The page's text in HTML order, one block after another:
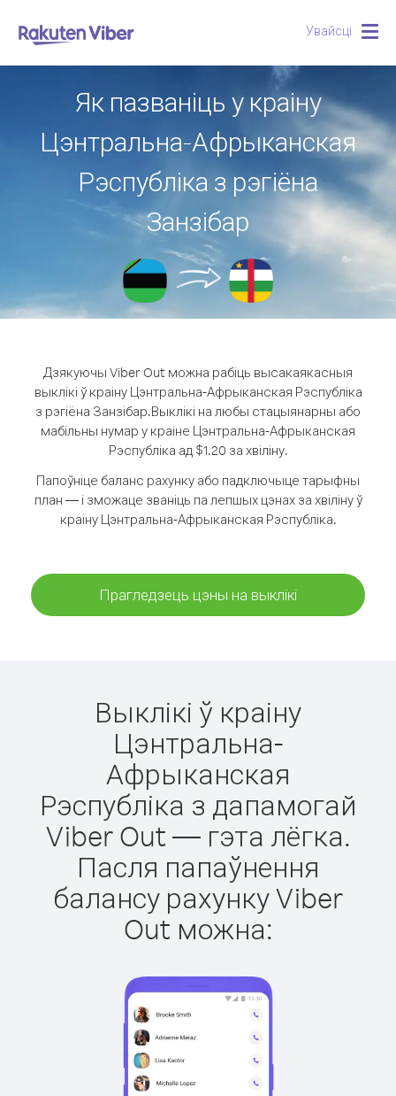
Увайсці
Як пазваніць у краіну
Цэнтральна-Афрыканская
Рэспубліка з рэгіёна
Занзібар
Дзякуючы Viber Out можна рабіць высакаякасныя
выклікі ў краіну Цэнтральна-Афрыканская Рэспубліка
з рэгіёна Занзібар.Выклікі на любы стацыянарны або
мабільны нумар у краіне Цэнтральна-Афрыканская
Рэспубліка ад $1.20 за хвіліну.
Папоўніце баланс рахунку або падключыце тарыфны
план — і зможаце званіць па лепшых цэнах за хвіліну ў
краіну Цэнтральна-Афрыканская Рэспубліка.
Прагледзець цэны на выклікі
Выклікі ў краіну
Цэнтральна-
Афрыканская
Рэспубліка з дапамогай
Viber Out — гэта лёгка.
Пасля папаўнення
балансу рахунку Viber
Out можна: